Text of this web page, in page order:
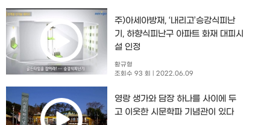
주)아세아방재, ‘내리고’승강식피난
기, 하향식피난구 아파트 화재 대피시
설 인정
황규형
조회수 93 회
| 2022.06.09
영랑 생가와 담장 하나를 사이에 두
고 이웃한 시문학파 기념관이 있다